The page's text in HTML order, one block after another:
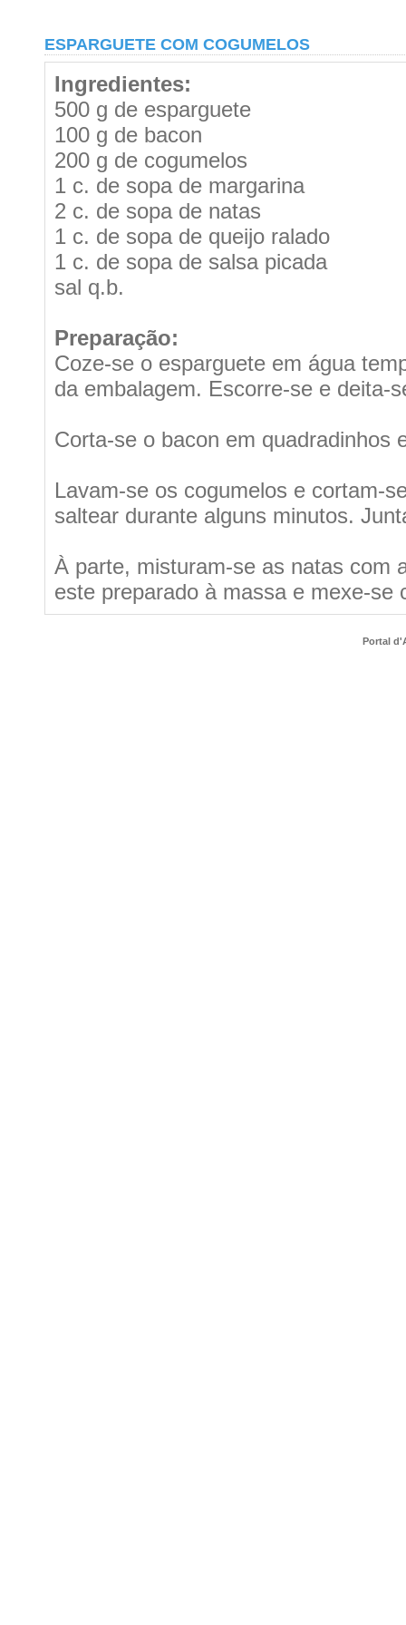
ESPARGUETE COM COGUMELOS
Ingredientes:
500 g de esparguete
100 g de bacon
200 g de cogumelos
1 c. de sopa de margarina
2 c. de sopa de natas
1 c. de sopa de queijo ralado
1 c. de sopa de salsa picada
sal q.b.
Preparação:
Coze-se o esparguete em água
da embalagem. Escorre-se e deita-
Corta-se o bacon em quadradinhos
Lavam-se os cogumelos e cortam-
saltear durante alguns minutos.
À parte, misturam-se as natas com
este preparado à massa e mexe-se
Portal